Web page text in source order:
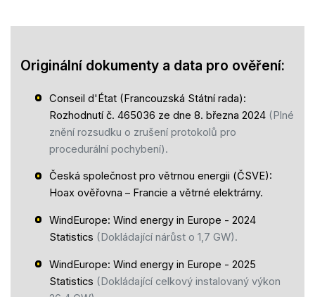
Originální dokumenty a data pro ověření:
Conseil d'État (Francouzská Státní rada):
Rozhodnutí č. 465036 ze dne 8. března 2024(Plné
znění rozsudku o zrušení protokolů pro
procedurální pochybení).
Česká společnost pro větrnou energii (ČSVE):
Hoax ověřovna – Francie a větrné elektrárny.
WindEurope: Wind energy in Europe - 2024
Statistics (Dokládající nárůst o 1,7 GW).
WindEurope: Wind energy in Europe - 2025
Statistics (Dokládající celkový instalovaný výkon